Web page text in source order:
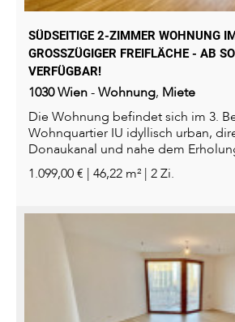
SÜDSEITIGE 2-ZIMMER WOHNUNG
GROSSZÜGIGER FREIFLÄCHE - AB
ERFÜGBAR!
1030Wien-Wohnung, Miete
Die Wohnung befindet sich im 3.
Wohnquartier IU idyllisch urban,
Donaukanal und nahe dem
Das Quartier überzeugt durch...
1.099,00 € | 46,22 m² | 2 Zi.